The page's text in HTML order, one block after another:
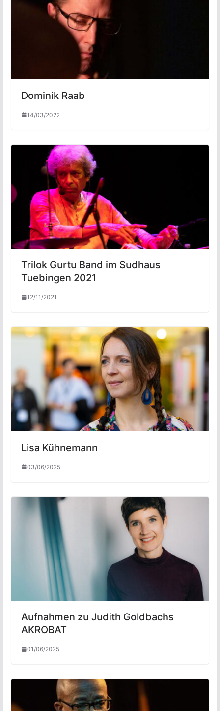
Dominik Raab
14/03/2022
Trilok Gurtu Band im Sudhaus
Tuebingen 2021
12/11/2021
Lisa Kühnemann
03/06/2025
Aufnahmen zu Judith Goldbachs
AKROBAT
01/06/2025